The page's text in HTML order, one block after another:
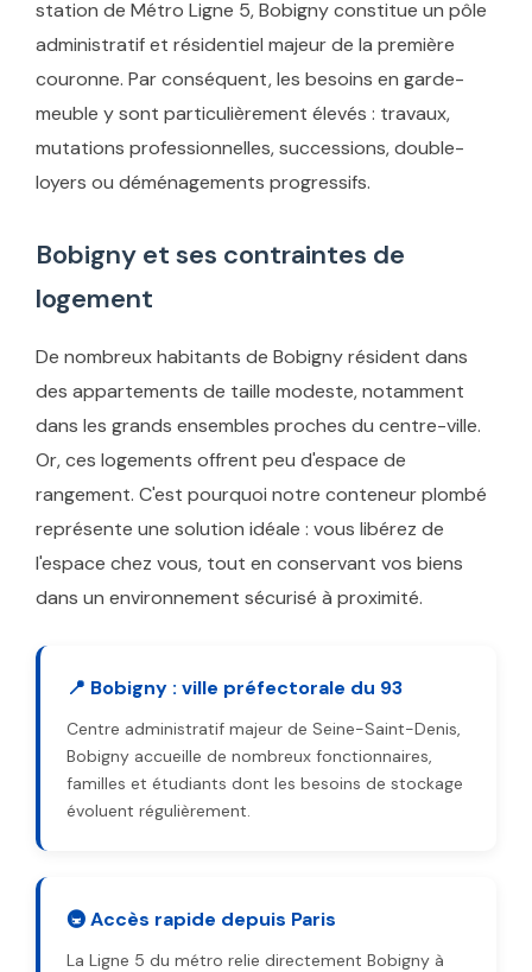
station de Métro Ligne 5, Bobigny constitue un pôle
administratif et résidentiel majeur de la première
couronne. Par conséquent, les besoins en garde-
meuble y sont particulièrement élevés : travaux,
mutations professionnelles, successions, double-
loyers ou déménagements progressifs.
Bobigny et ses contraintes de
logement
De nombreux habitants de Bobigny résident dans
des appartements de taille modeste, notamment
dans les grands ensembles proches du centre-ville.
Or, ces logements offrent peu d'espace de
rangement. C'est pourquoi notre conteneur plombé
représente une solution idéale : vous libérez de
l'espace chez vous, tout en conservant vos biens
dans un environnement sécurisé à proximité.
📍 Bobigny : ville préfectorale du 93
Centre administratif majeur de Seine-Saint-Denis,
Bobigny accueille de nombreux fonctionnaires,
familles et étudiants dont les besoins de stockage
évoluent régulièrement.
🚇 Accès rapide depuis Paris
La Ligne 5 du métro relie directement Bobigny à